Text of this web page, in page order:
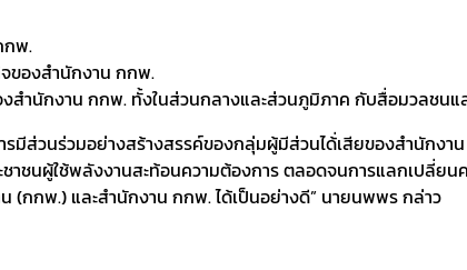
กพ.
ของสำนักงาน กกพ.
ำนักงาน กกพ. ทั้งในส่วนกลางและส่วนภูมิภาค กับสื่อมวลชน
ส่วนร่วมอย่างสร้างสรรค์ของกลุ่มผู้มีส่วนได้่เสียของสำนักง
นผู้ใช้พลังงานสะท้อนความต้องการ ตลอดจนการแลกเปลี่ยน
กกพ.) และสำนักงาน กกพ. ได้เป็นอย่างดี” นายนพพร กล่าว